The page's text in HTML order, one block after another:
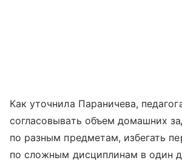
Как уточнила Параничева,
согласовывать объем домашних
по разным предметам, избегать
по сложным дисциплинам в один